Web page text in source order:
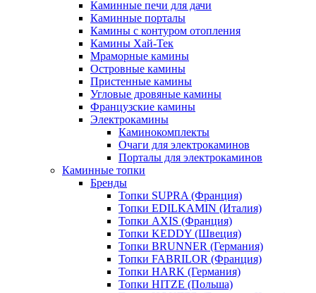
Каминные печи для дачи
Каминные порталы
Камины с контуром отопления
Камины Хай-Тек
Мраморные камины
Островные камины
Пристенные камины
Угловые дровяные камины
Французские камины
Электрокамины
Каминокомплекты
Очаги для электрокаминов
Порталы для электрокаминов
Каминные топки
Бренды
Топки SUPRA (Франция)
Топки EDILKAMIN (Италия)
Топки AXIS (Франция)
Топки KEDDY (Швеция)
Топки BRUNNER (Германия)
Топки FABRILOR (Франция)
Топки HARK (Германия)
Топки HITZE (Польша)